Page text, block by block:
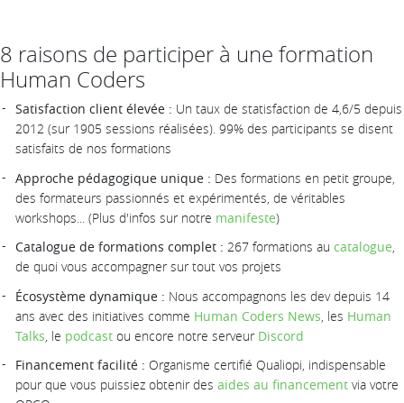
8 raisons de participer à une formation
Human Coders
Satisfaction client élevée : Un taux de statisfaction de 4,6/5 depuis
2012 (sur 1905 sessions réalisées). 99% des participants se disent
satisfaits de nos formations
Approche pédagogique unique : Des formations en petit groupe,
des formateurs passionnés et expérimentés, de véritables
workshops... (Plus d'infos sur notre manifeste)
Catalogue de formations complet : 267 formations au catalogue,
de quoi vous accompagner sur tout vos projets
Écosystème dynamique : Nous accompagnons les dev depuis 14
ans avec des initiatives comme Human Coders News , les Human
Talks , le podcast ou encore notre serveur Discord
Financement facilité : Organisme certifié Qualiopi, indispensable
pour que vous puissiez obtenir des aides au financement via votre